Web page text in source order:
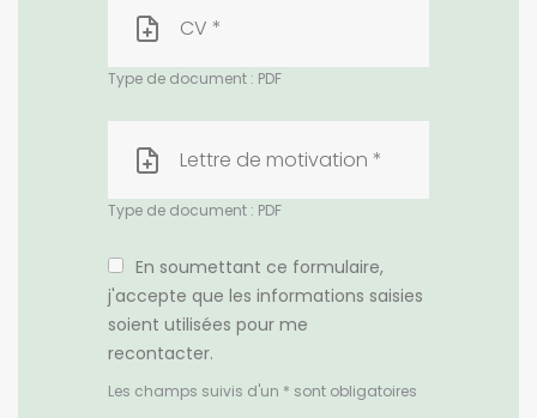
CV *
Type de document : PDF
Lettre de motivation *
Type de document : PDF
En soumettant ce formulaire,
j'accepte que les informations saisies
soient utilisées pour me
recontacter.
Les champs suivis d'un * sont obligatoires